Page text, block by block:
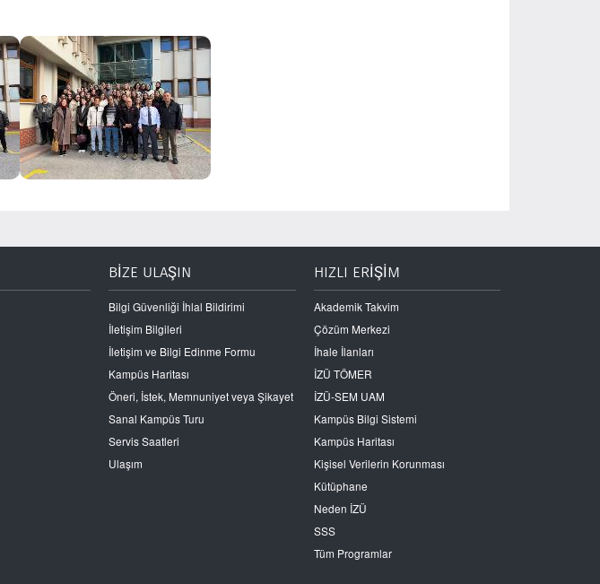
BİZE ULAŞIN
Bilgi Güvenliği İhlal Bildirimi
İletişim Bilgileri
İletişim ve Bilgi Edinme Formu
Kampüs Haritası
Öneri, İstek, Memnuniyet veya Şikayet
Sanal Kampüs Turu
Servis Saatleri
Ulaşım
HIZLI ERİŞİM
Akademik Takvim
Çözüm Merkezi
İhale İlanları
İZÜ TÖMER
İZÜ-SEM UAM
Kampüs Bilgi Sistemi
Kampüs Haritası
Kişisel Verilerin Korunması
Kütüphane
Neden İZÜ
SSS
Tüm Programlar